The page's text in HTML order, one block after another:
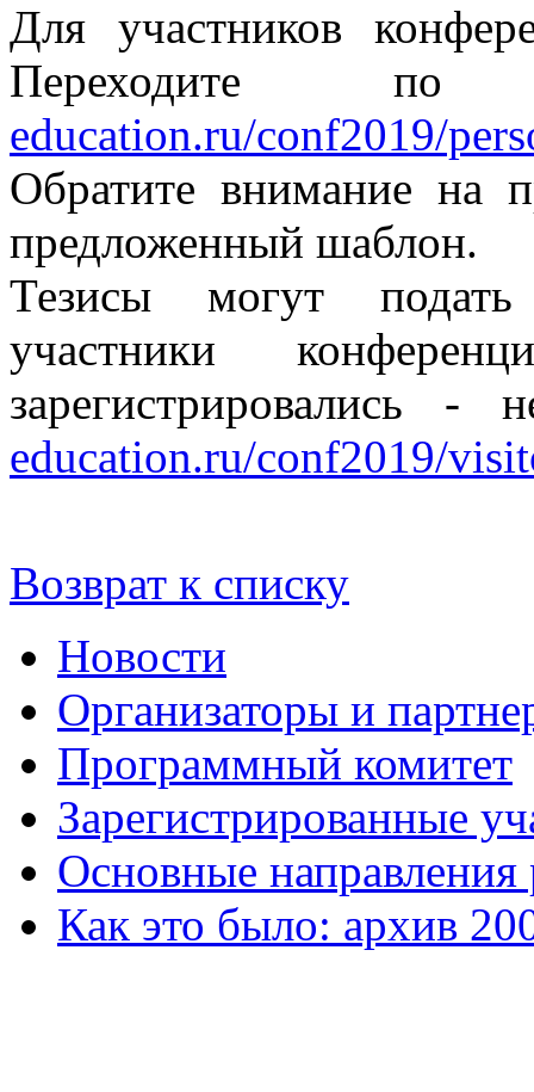
Для участников
Переходите
education.ru/conf2019/
Обратите внимание на
предложенный шаблон.
Тезисы могут подать
участники
зарегистрировались
education.ru/conf2019/
Возврат к списку
Новости
Организаторы и
Программный комитет
Зарегистрированные
Основные направления
Как это было: архив